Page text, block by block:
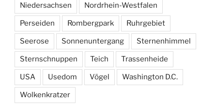
Niedersachsen Nordrhein-Westfalen
Perseiden Rombergpark Ruhrgebiet
Seerose Sonnenuntergang Sternenhimmel
Sternschnuppen Teich Trassenheide
USA Usedom Vögel Washington D.C.
Wolkenkratzer